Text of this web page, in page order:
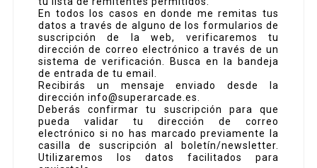
En todos los casos en donde me remitas tus
datos a través de alguno de los formularios de
suscripción de la web, verificaremos tu
dirección de correo electrónico a través de un
sistema de verificación. Busca en la bandeja
de entrada de tu email.
Recibirás un mensaje enviado desde la
dirección info@superarcade.es.
Deberás confirmar tu suscripción para que
pueda validar tu dirección de correo
electrónico si no has marcado previamente la
casilla de suscripción al boletín/newsletter.
Utilizaremos los datos facilitados para